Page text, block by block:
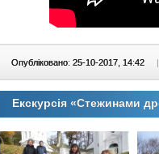
Опубліковано: 25-10-2017, 14:42
Екскурсія «Стежинами